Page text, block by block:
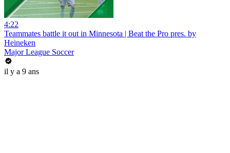
4:22
Teammates battle it out in Minnesota | Beat the Pro pres. by
Heineken
Major League Soccer
il y a 9 ans